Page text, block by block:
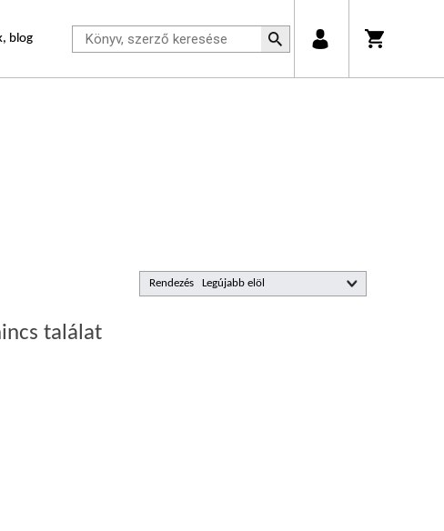
blog
Rendezés
találat